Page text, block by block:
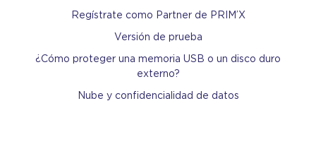
Regístrate como Partner de PRIM’X
Versión de prueba
¿Cómo proteger una memoria USB o un disco duro
externo?
Nube y confidencialidad de datos